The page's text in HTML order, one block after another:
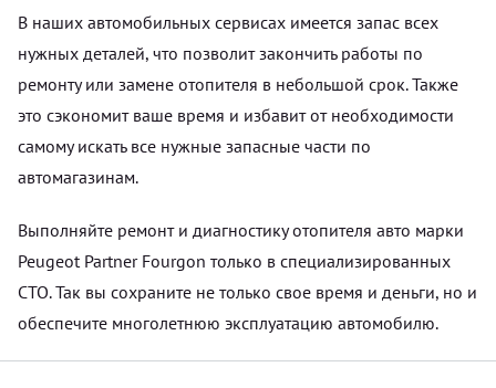
В наших автомобильных сервисах имеется запас всех
нужных деталей, что позволит закончить работы по
ремонту или замене отопителя в небольшой срок. Также
это сэкономит ваше время и избавит от необходимости
самому искать все нужные запасные части по
автомагазинам.
Выполняйте ремонт и диагностику отопителя авто марки
Peugeot Partner Fourgon только в специализированных
СТО. Так вы сохраните не только свое время и деньги, но и
обеспечите многолетнюю эксплуатацию автомобилю.